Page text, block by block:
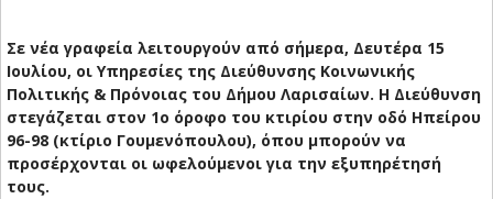
Σε νέα γραφεία λειτουργούν από σήμερα, Δευτέρα 15
Ιουλίου, οι Υπηρεσίες της Διεύθυνσης Κοινωνικής
Πολιτικής & Πρόνοιας του Δήμου Λαρισαίων. Η Διεύθυνση
στεγάζεται στον 1ο όροφο του κτιρίου στην οδό Ηπείρου
96-98 (κτίριο Γουμενόπουλου), όπου μπορούν να
προσέρχονται οι ωφελούμενοι για την εξυπηρέτησή
τους.